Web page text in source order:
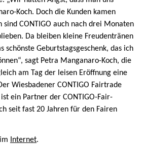
Koch. Doch die Kunden kamen
CONTIGO auch nach drei Monaten
Da bleiben kleine Freudentränen
schönste Geburtstagsgeschenk, das ich
sagt Petra Manganaro-Koch, die
am Tag der leisen Eröffnung eine
Wiesbadener CONTIGO Fairtrade
ein Partner der CONTIGO-Fair-
seit fast 20 Jahren für den Fairen
Internet.